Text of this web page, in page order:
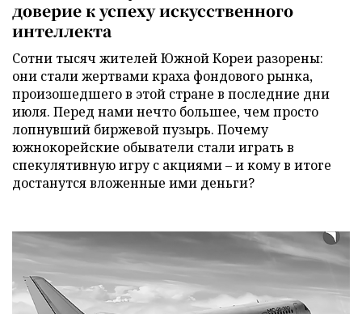
доверие к успеху искусственного
интеллекта
Сотни тысяч жителей Южной Кореи разорены:
они стали жертвами краха фондового рынка,
произошедшего в этой стране в последние дни
июля. Перед нами нечто большее, чем просто
лопнувший биржевой пузырь. Почему
южнокорейские обыватели стали играть в
спекулятивную игру с акциями – и кому в итоге
достанутся вложенные ими деньги?